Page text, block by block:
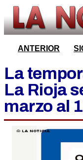
ANTERIOR
La
La Rioja
marzo al